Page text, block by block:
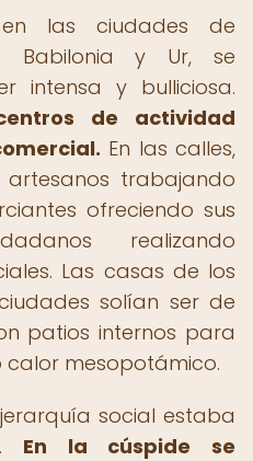
las ciudades de
Babilonia y Ur, se
intensa y bulliciosa.
de actividad
En las calles,
trabajando
ofreciendo sus
realizando
Las casas de los
solían ser de
patios internos para
calor mesopotámico.
social estaba
En la cúspide se